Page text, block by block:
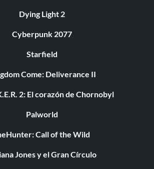
Dying Light 2
Cyberpunk 2077
Starfield
Come: Deliverance II
2: El corazón de Chornobyl
Palworld
Call of the Wild
Jones y el Gran Círculo